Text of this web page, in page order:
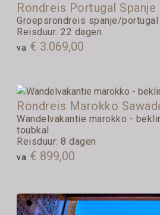
Rondreis Portugal Spanje
Groepsrondreis spanje/portugal
Reisduur: 22 dagen
va € 3.069,00
Rondreis Marokko
Wandelvakantie marokko -
toubkal
Reisduur: 8 dagen
va € 899,00